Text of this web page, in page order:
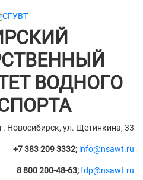
ВОДНОГО
г. Новосибирск, ул. Щетинкина, 33
+7 383 209 3332; info@nsawt.ru
8 800 200-48-63;fdp@nsawt.ru